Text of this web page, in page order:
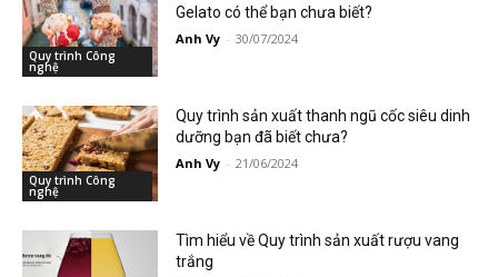
Quy trình Công
nghệ
Gelato có thể bạn chưa biết?
Anh Vy - 30/07/2024
Quy trình Công
nghệ
Quy trình sản xuất thanh ngũ cốc siêu dinh
dưỡng bạn đã biết chưa?
Anh Vy - 21/06/2024
Tìm hiểu về Quy trình sản xuất rượu vang
trắng